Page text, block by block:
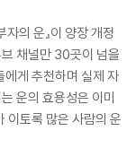
의 운』이 양장 개정
채널만 30곳이 넘을
에게 추천하며 실제 자
운의 효용성은 이미
이토록 많은 사람의 운